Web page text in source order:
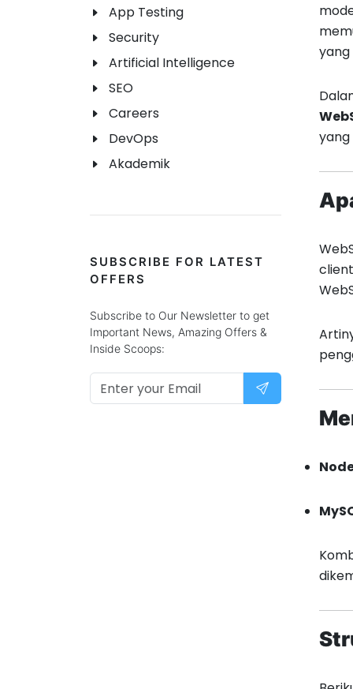
yang
App Testing
Security
Artificial Intelligence
SEO
Careers
DevOps
Akademik
SUBSCRIBE FOR LATEST
OFFERS
Subscribe to Our Newsletter to get
Important News, Amazing Offers &
Inside Scoops: